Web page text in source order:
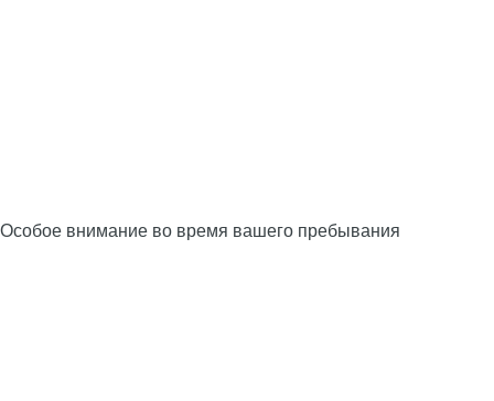
Особое внимание во время вашего пребывания